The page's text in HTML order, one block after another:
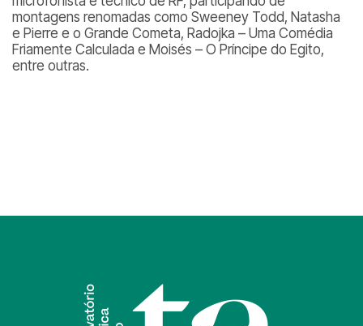
montagens renomadas como Sweeney Todd, Natasha
e Pierre e o Grande Cometa, Radojka – Uma Comédia
Friamente Calculada e Moisés – O Príncipe do Egito,
entre outras.